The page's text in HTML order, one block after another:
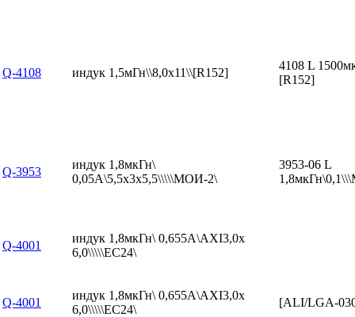
Q-4108 индук 1,5мГн\\8,0x11\\[R152]
4108 L
[R152]
Q-3953
индук 1,8мкГн\
0,05А\5,5x3x5,5\\\\\МОИ-2\
3953-06 L
Q-4001
индук 1,8мкГн\ 0,655А\AXI3,0x
6,0\\\\\EC24\
Q-4001
индук 1,8мкГн\ 0,655А\AXI3,0x
6,0\\\\\EC24\
[ALI/LGA-